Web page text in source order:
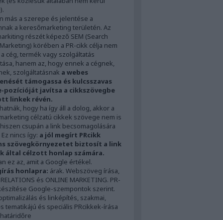
más a szerepe és jelentése a
a keresőmarketing területén. Az
részét képező SEM (Search
körében a PR-cikk célja nem
cég, termék vagy szolgáltatás
hanem az, hogy ennek a cégnek,
szolgáltatásnak a webes
támogassa és kulcsszavas
pozícióját javítsa a cikkszövegbe
linkek révén.
hogy ha így áll a dolog, akkor a
célzatú cikkek szövege nem is
csupán a link becsomagolására
nincs így: a jól megírt PRcikk
szövegkörnyezetet biztosít a link
által célzott honlap számára.
ez az, amit a Google értékel.
honlapra: árak. Webszöveg írása,
és ONLINE MARKETING. PR-
Google-szempontok szerint.
és linképítés, szakmai,
tematikájú és speciális PRcikkek-írása